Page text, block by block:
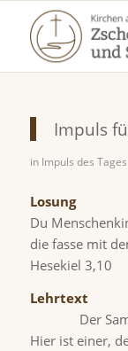
Impuls
in Impuls des Tages
Losung
Du
die fasse mit
Hesekiel 3,10
Der
Hier ist einer,